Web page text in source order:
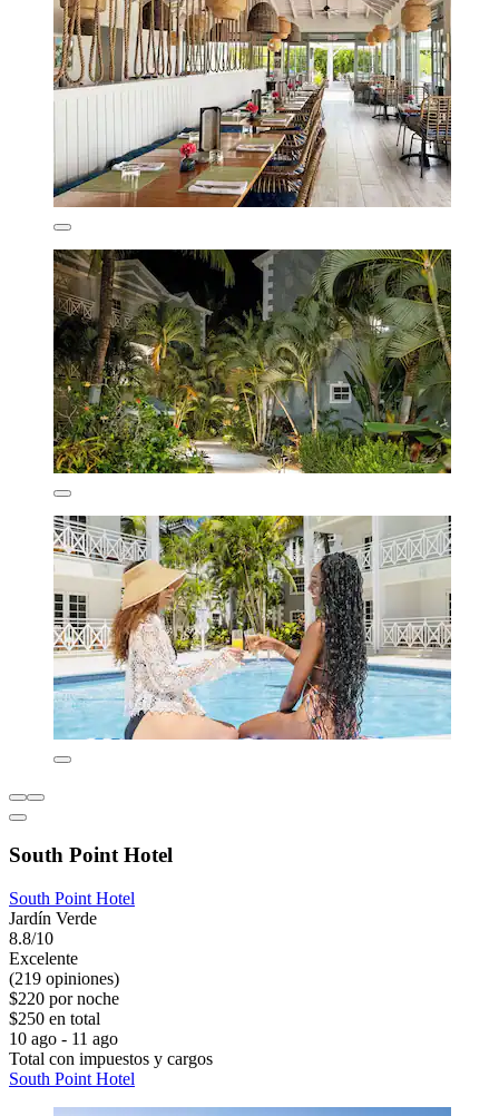
South Point Hotel
South Point Hotel
Jardín Verde
8.8/10
Excelente
(219 opiniones)
$220 por noche
$250 en total
10 ago - 11 ago
Total con impuestos y cargos
South Point Hotel